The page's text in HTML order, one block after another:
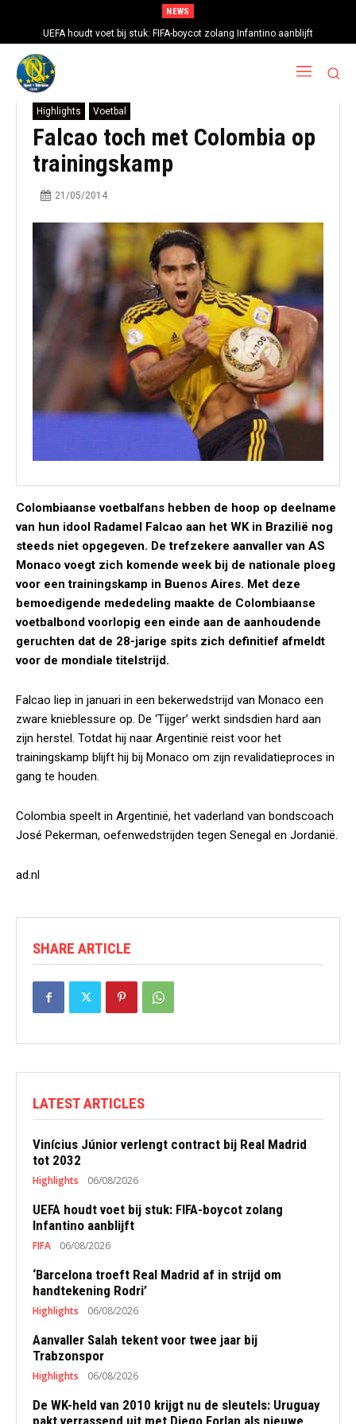
NEWS
UEFA houdt voet bij stuk: FIFA-boycot zolang Infantino aanblijft
Highlights Voetbal
Falcao toch met Colombia op
trainingskamp
21/05/2014
Colombiaanse voetbalfans hebben de hoop op deelname
van hun idool Radamel Falcao aan het WK in Brazilië nog
steeds niet opgegeven. De trefzekere aanvaller van AS
Monaco voegt zich komende week bij de nationale ploeg
voor een trainingskamp in Buenos Aires. Met deze
bemoedigende mededeling maakte de Colombiaanse
voetbalbond voorlopig een einde aan de aanhoudende
geruchten dat de 28-jarige spits zich definitief afmeldt
voor de mondiale titelstrijd.
Falcao liep in januari in een bekerwedstrijd van Monaco een
zware knieblessure op. De ‘Tijger’ werkt sindsdien hard aan
zijn herstel. Totdat hij naar Argentinië reist voor het
trainingskamp blijft hij bij Monaco om zijn revalidatieproces in
gang te houden.
Colombia speelt in Argentinië, het vaderland van bondscoach
José Pekerman, oefenwedstrijden tegen Senegal en Jordanië.
ad.nl
SHARE ARTICLE
LATEST ARTICLES
Vinícius Júnior verlengt contract bij Real Madrid
tot 2032
Highlights 06/08/2026
UEFA houdt voet bij stuk: FIFA-boycot zolang
Infantino aanblijft
FIFA 06/08/2026
‘Barcelona troeft Real Madrid af in strijd om
handtekening Rodri’
Highlights 06/08/2026
Aanvaller Salah tekent voor twee jaar bij
Trabzonspor
Highlights 06/08/2026
De WK-held van 2010 krijgt nu de sleutels: Uruguay
pakt verrassend uit met Diego Forlan als nieuwe